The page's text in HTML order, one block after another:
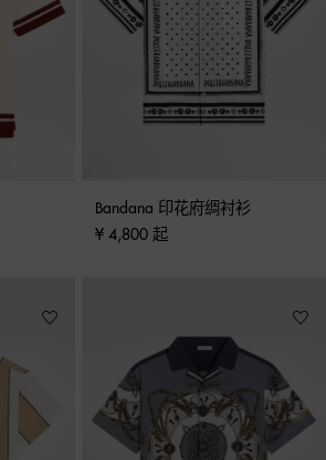
Bandana 印花府绸衬衫
¥ 4,800 起